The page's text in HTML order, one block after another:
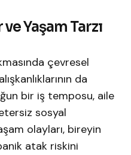
Yaşam Tarzı
çevresel
da
bir iş temposu, aile
sosyal
olayları, bireyin
atak riskini